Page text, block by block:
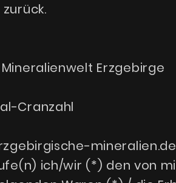
Erzgebirge
Cranzahl
mineralien.de
ich/wir (*) den von